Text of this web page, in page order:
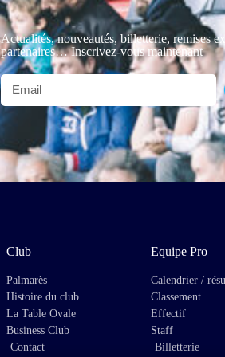
Actualités, nouveautés, billetterie, remises
partenaires… Inscrivez-vous maintenant
Club
Palmarès
Histoire du club
La Table Ovale
Business Club
Contact
Equipe Pro
Calendrier /
Classement
Effectif
Staff
Billetterie